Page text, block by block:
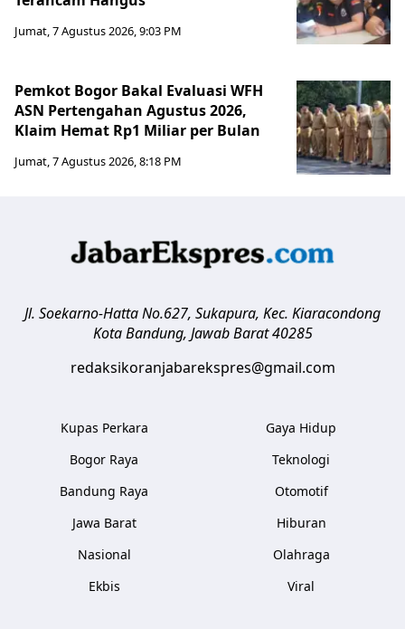
Jumat, 7 Agustus 2026, 9:03 PM
Pemkot Bogor Bakal Evaluasi WFH
ASN Pertengahan Agustus 2026,
Klaim Hemat Rp1 Miliar per Bulan
Jumat, 7 Agustus 2026, 8:18 PM
Jl. Soekarno-Hatta No.627, Sukapura, Kec. Kiaracondong
Kota Bandung, Jawab Barat 40285
redaksikoranjabarekspres@gmail.com
Kupas Perkara
Bogor Raya
Bandung Raya
Jawa Barat
Nasional
Ekbis
Gaya Hidup
Teknologi
Otomotif
Hiburan
Olahraga
Viral